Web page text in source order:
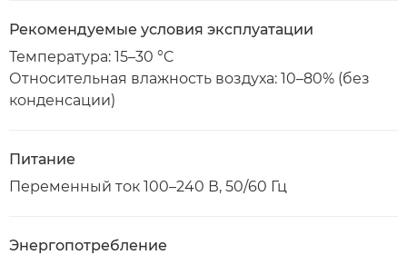
Рекомендуемые условия эксплуатации
Температура: 15–30 °C
Относительная влажность воздуха: 10–80% (без
конденсации)
Питание
Переменный ток 100–240 В, 50/60 Гц
Энергопотребление